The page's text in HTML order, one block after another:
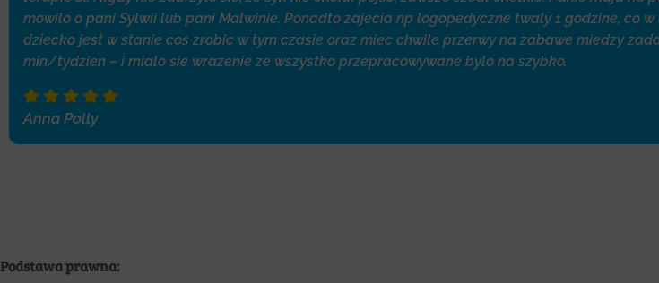
mowilo o pani Sylwii lub pani Malwinie. Ponadto zajecia np logopedyczne twaly 1 godzine, co
dziecko jest w stanie cos zrobic w tym czasie oraz miec chwile przerwy na zabawe miedzy
min/tydzien – i mialo sie wrazenie ze wszystko przepracowywane bylo na szybko.
Anna Polly
Podstawa prawna: